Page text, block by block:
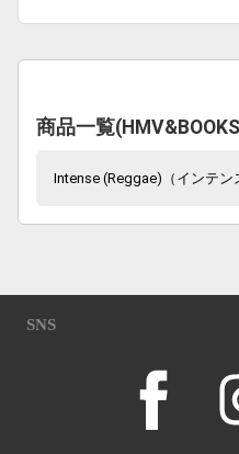
商品一覧
Intense (Reggae)（インテン
SNS